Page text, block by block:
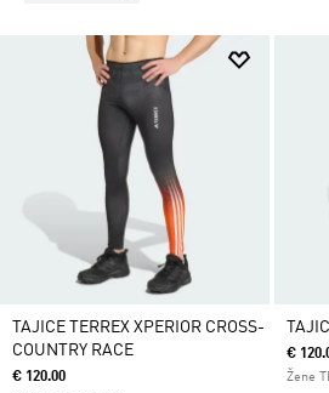
TAJICE TERREX XPERIOR CROSS-
COUNTRY RACE
€ 120.00
€
Žene